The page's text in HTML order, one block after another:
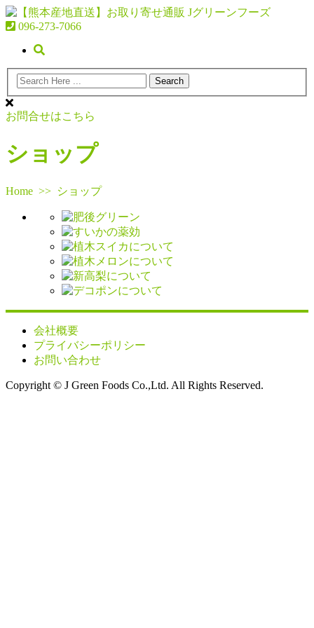
096-273-7066
お問合せはこちら
ショップ
Home >> ショップ
会社概要
プライバシーポリシー
お問い合わせ
Copyright © J Green Foods Co.,Ltd. All Rights Reserved.